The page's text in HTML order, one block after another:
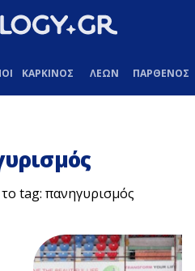
ΚΑΡΚΙΝΟΣ ΛΕΩΝ ΠΑΡΘΕΝΟΣ
tag: πανηγυρισμός